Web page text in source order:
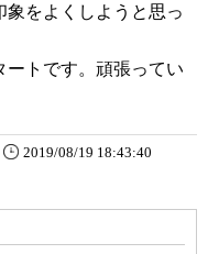
をよくしようと思っ
ートです。頑張ってい
2019/08/19 18:43:40